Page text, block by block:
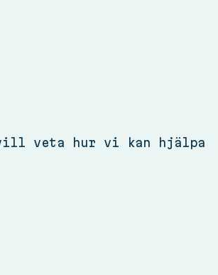
vill veta hur vi kan hjälpa